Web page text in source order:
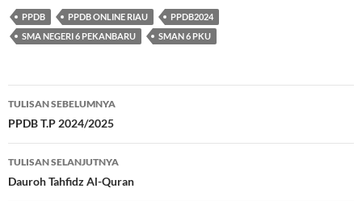
PPDB PPDB ONLINE RIAU
PPDB2024
SMA NEGERI 6 PEKANBARU
SMAN 6 PKU
Navigasi
Tulisan
TULISAN SEBELUMNYA
PPDB T.P 2024/2025
TULISAN SELANJUTNYA
Dauroh Tahfidz Al-Quran